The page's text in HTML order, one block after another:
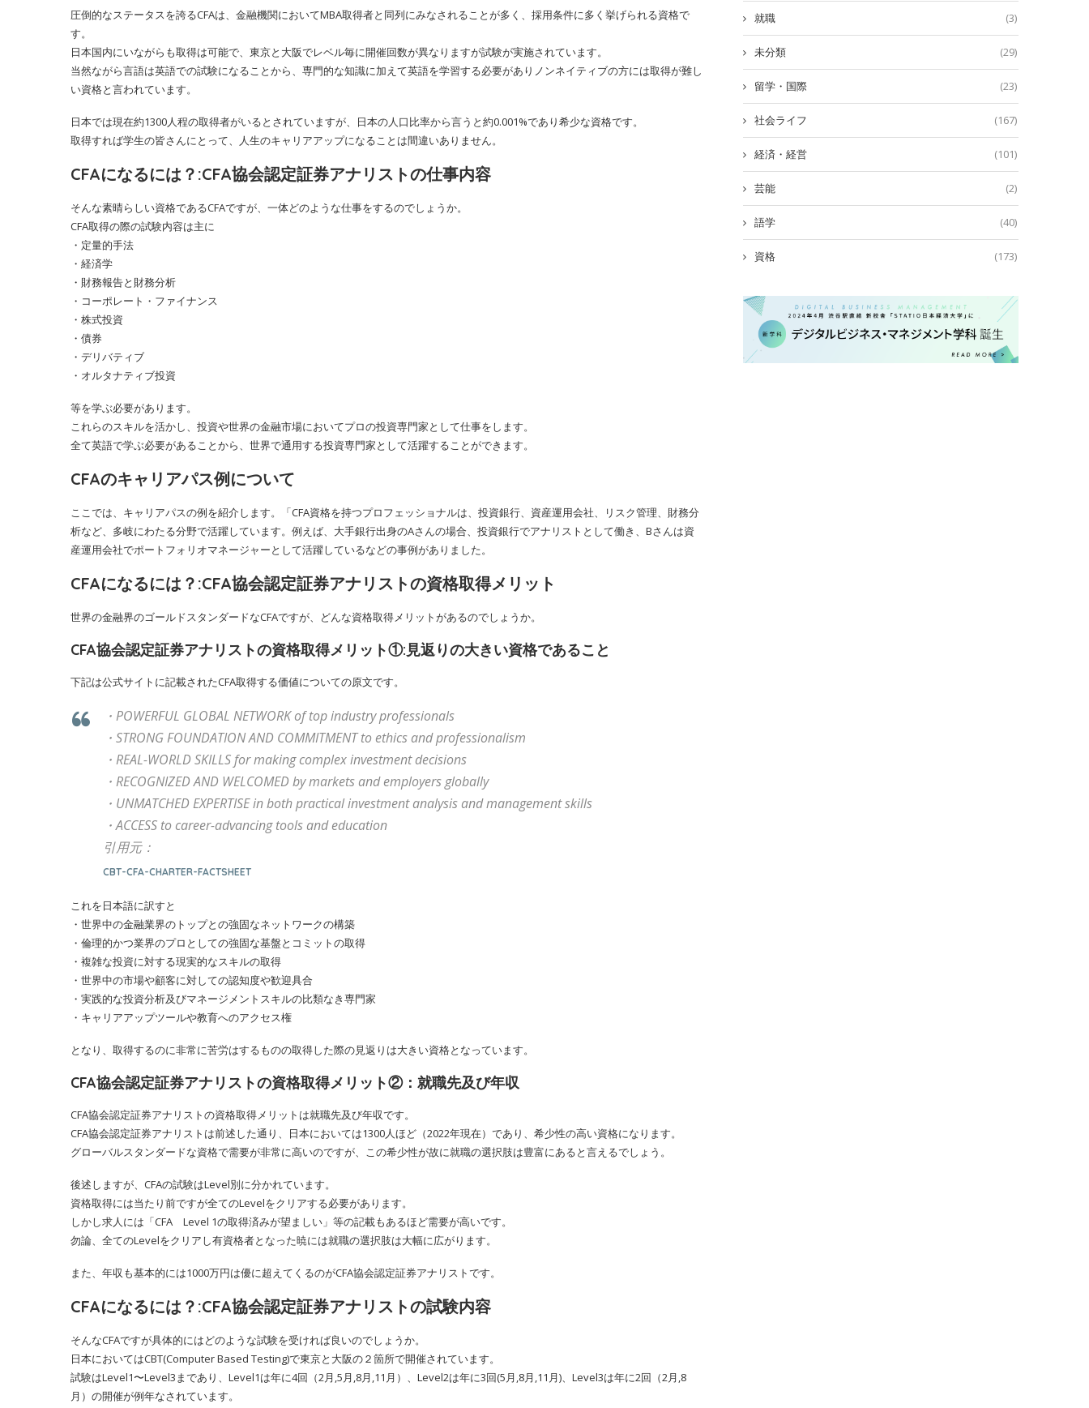
圧倒的なステータスを誇るCFAは、金融機関においてMBA取得者と同列にみなされることが多く、採用条件に多く挙げられる資格で
す。
日本国内にいながらも取得は可能で、東京と大阪でレベル毎に開催回数が異なりますが試験が実施されています。
当然ながら言語は英語での試験になることから、専門的な知識に加えて英語を学習する必要がありノンネイティブの方には取得が難し
い資格と言われています。
日本では現在約1300人程の取得者がいるとされていますが、日本の人口比率から言うと約0.001%であり希少な資格です。
取得すれば学生の皆さんにとって、人生のキャリアアップになることは間違いありません。
CFAになるには？:CFA協会認定証券アナリストの仕事内容
そんな素晴らしい資格であるCFAですが、一体どのような仕事をするのでしょうか。
CFA取得の際の試験内容は主に
・定量的手法
・経済学
・財務報告と財務分析
・コーポレート・ファイナンス
・株式投資
・債券
・デリバティブ
・オルタナティブ投資
等を学ぶ必要があります。
これらのスキルを活かし、投資や世界の金融市場においてプロの投資専門家として仕事をします。
全て英語で学ぶ必要があることから、世界で通用する投資専門家として活躍することができます。
CFAのキャリアパス例について
ここでは、キャリアパスの例を紹介します。「CFA資格を持つプロフェッショナルは、投資銀行、資産運用会社、リスク管理、財務分
析など、多岐にわたる分野で活躍しています。例えば、大手銀行出身のAさんの場合、投資銀行でアナリストとして働き、Bさんは資
産運用会社でポートフォリオマネージャーとして活躍しているなどの事例がありました。
CFAになるには？:CFA協会認定証券アナリストの資格取得メリット
世界の金融界のゴールドスタンダードなCFAですが、どんな資格取得メリットがあるのでしょうか。
CFA協会認定証券アナリストの資格取得メリット①:見返りの大きい資格であること
下記は公式サイトに記載されたCFA取得する価値についての原文です。
・POWERFUL GLOBAL NETWORK of top industry professionals
・STRONG FOUNDATION AND COMMITMENT to ethics and professionalism
・REAL-WORLD SKILLS for making complex investment decisions
・RECOGNIZED AND WELCOMED by markets and employers globally
・UNMATCHED EXPERTISE in both practical investment analysis and management skills
・ACCESS to career-advancing tools and education
引用元：
CBT-CFA-CHARTER-FACTSHEET
これを日本語に訳すと
・世界中の金融業界のトップとの強固なネットワークの構築
・倫理的かつ業界のプロとしての強固な基盤とコミットの取得
・複雑な投資に対する現実的なスキルの取得
・世界中の市場や顧客に対しての認知度や歓迎具合
・実践的な投資分析及びマネージメントスキルの比類なき専門家
・キャリアアップツールや教育へのアクセス権
となり、取得するのに非常に苦労はするものの取得した際の見返りは大きい資格となっています。
CFA協会認定証券アナリストの資格取得メリット②：就職先及び年収
CFA協会認定証券アナリストの資格取得メリットは就職先及び年収です。
CFA協会認定証券アナリストは前述した通り、日本においては1300人ほど（2022年現在）であり、希少性の高い資格になります。
グローバルスタンダードな資格で需要が非常に高いのですが、この希少性が故に就職の選択肢は豊富にあると言えるでしょう。
後述しますが、CFAの試験はLevel別に分かれています。
資格取得には当たり前ですが全てのLevelをクリアする必要があります。
しかし求人には「CFA Level 1の取得済みが望ましい」等の記載もあるほど需要が高いです。
勿論、全てのLevelをクリアし有資格者となった暁には就職の選択肢は大幅に広がります。
また、年収も基本的には1000万円は優に超えてくるのがCFA協会認定証券アナリストです。
CFAになるには？:CFA協会認定証券アナリストの試験内容
そんなCFAですが具体的にはどのような試験を受ければ良いのでしょうか。
日本においてはCBT(Computer Based Testing)で東京と大阪の２箇所で開催されています。
試験はLevel1〜Level3まであり、Level1は年に4回（2月,5月,8月,11月）、Level2は年に3回(5月,8月,11月)、Level3は年に2回（2月,8
月）の開催が例年なされています。
就職 (3)
未分類 (29)
留学・国際 (23)
社会ライフ (167)
経済・経営 (101)
芸能 (2)
語学 (40)
資格 (173)